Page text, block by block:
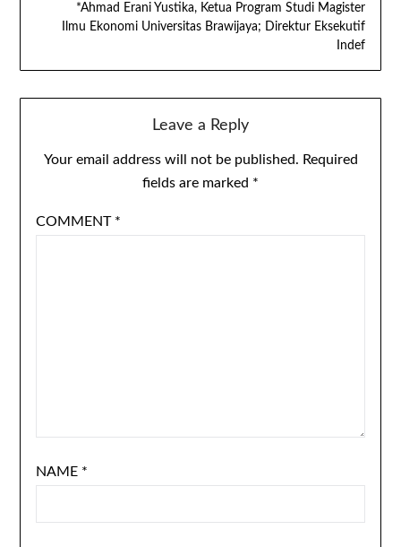
*Ahmad Erani Yustika, Ketua Program Studi Magister
Ilmu Ekonomi Universitas Brawijaya; Direktur Eksekutif
Indef
Leave a Reply
Your email address will not be published. Required
fields are marked *
COMMENT *
NAME *